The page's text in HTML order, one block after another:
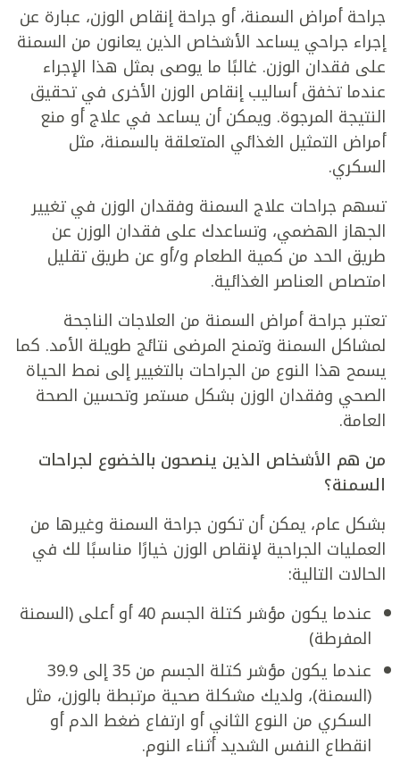
جراحة أمراض السمنة، أو جراحة إنقاص الوزن، عبارة عن
إجراء جراحي يساعد الأشخاص الذين يعانون من السمنة
على فقدان الوزن. غالبًا ما يوصى بمثل هذا الإجراء
عندما تخفق أساليب إنقاص الوزن الأخرى في تحقيق
النتيجة المرجوة. ويمكن أن يساعد في علاج أو منع
أمراض التمثيل الغذائي المتعلقة بالسمنة، مثل
السكري.
تسهم جراحات علاج السمنة وفقدان الوزن في تغيير
الجهاز الهضمي، وتساعدك على فقدان الوزن عن
طريق الحد من كمية الطعام و/أو عن طريق تقليل
امتصاص العناصر الغذائية.
تعتبر جراحة أمراض السمنة من العلاجات الناجحة
لمشاكل السمنة وتمنح المرضى نتائج طويلة الأمد. كما
يسمح هذا النوع من الجراحات بالتغيير إلى نمط الحياة
الصحي وفقدان الوزن بشكل مستمر وتحسين الصحة
العامة.
من هم الأشخاص الذين ينصحون بالخضوع لجراحات
السمنة؟
بشكل عام، يمكن أن تكون جراحة السمنة وغيرها من
العمليات الجراحية لإنقاص الوزن خيارًا مناسبًا لك في
الحالات التالية:
عندما يكون مؤشر كتلة الجسم 40 أو أعلى (السمنة
المفرطة)
عندما يكون مؤشر كتلة الجسم من 35 إلى 39.9
(السمنة)، ولديك مشكلة صحية مرتبطة بالوزن، مثل
السكري من النوع الثاني أو ارتفاع ضغط الدم أو
انقطاع النفس الشديد أثناء النوم.